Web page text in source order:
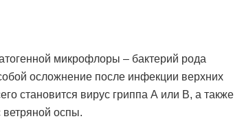
микрофлоры – бактерий рода
осложнение после инфекции верхних
становится вирус гриппа А или В, а также
ветряной оспы.